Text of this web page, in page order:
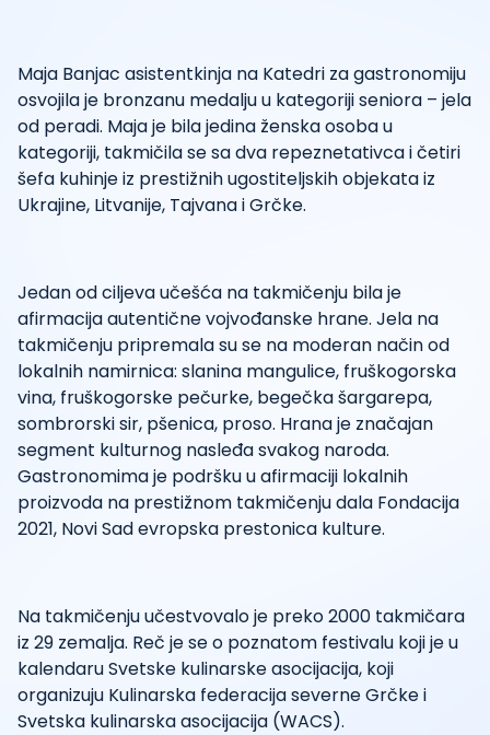
Maja Banjac asistentkinja na Katedri za gastronomiju
osvojila je bronzanu medalju u kategoriji seniora – jela
od peradi. Maja je bila jedina ženska osoba u
kategoriji, takmičila se sa dva repeznetativca i četiri
šefa kuhinje iz prestižnih ugostiteljskih objekata iz
Ukrajine, Litvanije, Tajvana i Grčke.
Jedan od ciljeva učešća na takmičenju bila je
afirmacija autentične vojvođanske hrane. Jela na
takmičenju pripremala su se na moderan način od
lokalnih namirnica: slanina mangulice, fruškogorska
vina, fruškogorske pečurke, begečka šargarepa,
sombrorski sir, pšenica, proso. Hrana je značajan
segment kulturnog nasleđa svakog naroda.
Gastronomima je podršku u afirmaciji lokalnih
proizvoda na prestižnom takmičenju dala Fondacija
2021, Novi Sad evropska prestonica kulture.
Na takmičenju učestvovalo je preko 2000 takmičara
iz 29 zemalja. Reč je se o poznatom festivalu koji je u
kalendaru Svetske kulinarske asocijacija, koji
organizuju Kulinarska federacija severne Grčke i
Svetska kulinarska asocijacija (WACS).